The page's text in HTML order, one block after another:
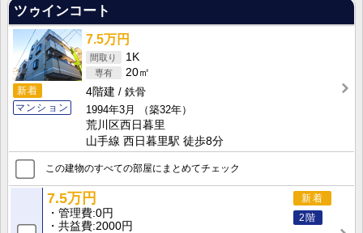
ツゥインコート
新着
マンション
7.5万円
1K
20㎡
4階建
鉄骨
1994年3月
（築32年）
荒川区西日暮里
山手線 西日暮里駅 徒歩8分
この建物のすべての部屋にまとめてチェック
新着
2階
7.5万円
管理費 0円
共益費 2000円